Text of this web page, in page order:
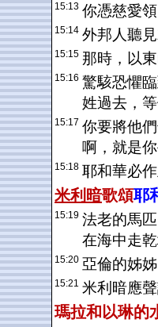
15:13 你憑慈愛
15:14 外邦人聽
15:15 那時，以
15:16 驚駭恐懼
姓過去，
15:17 你要將他
啊，就是
15:18 耶和華必
米利暗歌頌耶
15:19 法老的馬
在海中走乾
15:20 亞倫的姊
15:21 米利暗應
瑪拉和 以琳的